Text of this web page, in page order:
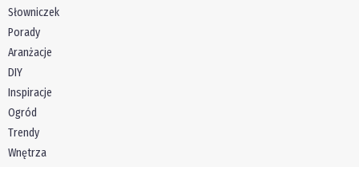
Słowniczek
Porady
Aranżacje
DIY
Inspiracje
Ogród
Trendy
Wnętrza